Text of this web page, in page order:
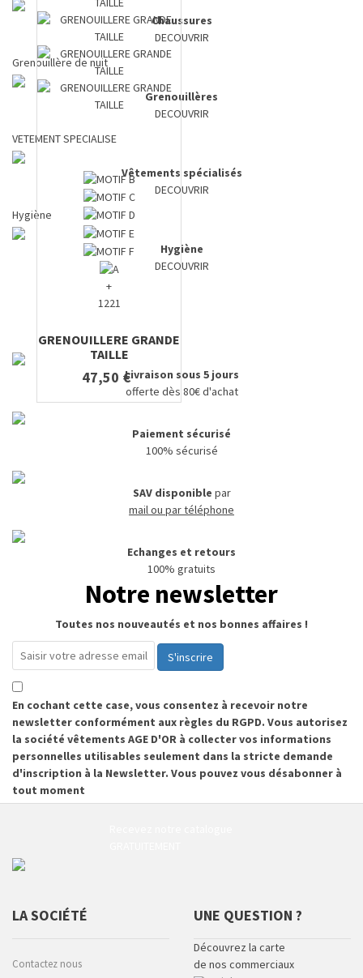
+
1221
GRENOUILLERE GRANDE
TAILLE
47,50 €
Chaussures
DECOUVRIR
Grenouillère de nuit
Grenouillères
DECOUVRIR
VETEMENT SPECIALISE
Vêtements spécialisés
DECOUVRIR
Hygiène
Hygiène
DECOUVRIR
Livraison sous 5 jours
offerte dès 80€ d'achat
Paiement sécurisé
100% sécurisé
SAV disponible par
mail ou par téléphone
Echanges et retours
100% gratuits
Notre newsletter
Toutes nos nouveautés et nos bonnes affaires !
S'inscrire
En cochant cette case, vous consentez à recevoir notre
newsletter conformément aux règles du RGPD. Vous autorisez
la société vêtements AGE D'OR à collecter vos informations
personnelles utilisables seulement dans la stricte demande
d'inscription à la Newsletter. Vous pouvez vous désabonner à
tout moment
LA SOCIÉTÉ
Contactez nous
UNE QUESTION ?
Découvrez la carte
de nos commerciaux